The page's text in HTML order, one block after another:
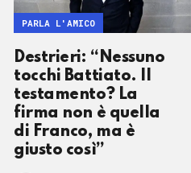
Destrieri: “Nessuno
tocchi Battiato. Il
testamento? La
firma non è quella
di Franco, ma è
giusto così”
PARLA L'AMICO